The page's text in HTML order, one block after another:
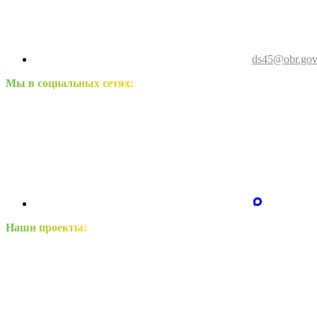
Мы в социальных сетях:
Наши проекты: